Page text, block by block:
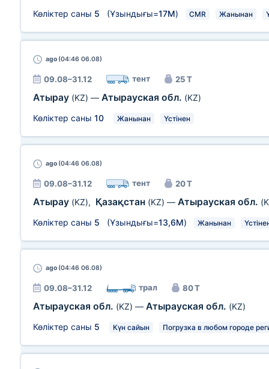
Көліктер саны 5 (Ұзындығы=17М) CMR Жанынан
ago (04:46 06.08)
09.08–31.12 тент 25 Т
Атырау (KZ) — Атырауская обл. (KZ)
Көліктер саны 10 Жанынан Үстінен
ago (04:46 06.08)
09.08–31.12 тент 20 Т
Атырау (KZ), Қазақстан (KZ) — Атырауская обл.
Көліктер саны 5 (Ұзындығы=13,6М) Жанынан
ago (04:46 06.08)
09.08–31.12 трал 80 Т
Атырауская обл. (KZ) — Атырауская обл. (KZ)
Көліктер саны 5 Күн сайын Погрузка в любом городе